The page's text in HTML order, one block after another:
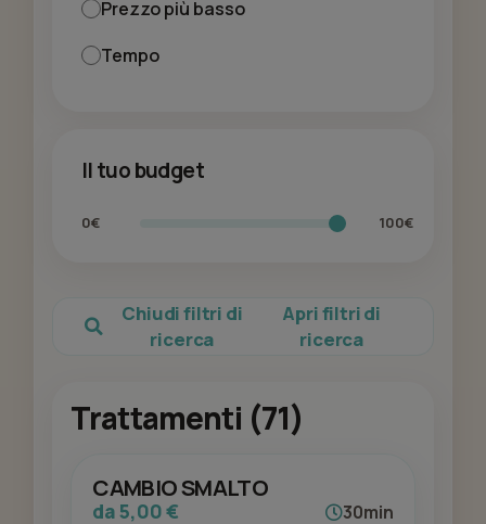
Prezzo più basso
Tempo
Il tuo budget
0€ 100€
Chiudi filtri di
ricerca
Apri filtri di
ricerca
Trattamenti (71)
CAMBIO SMALTO
da 5,00 € 30min